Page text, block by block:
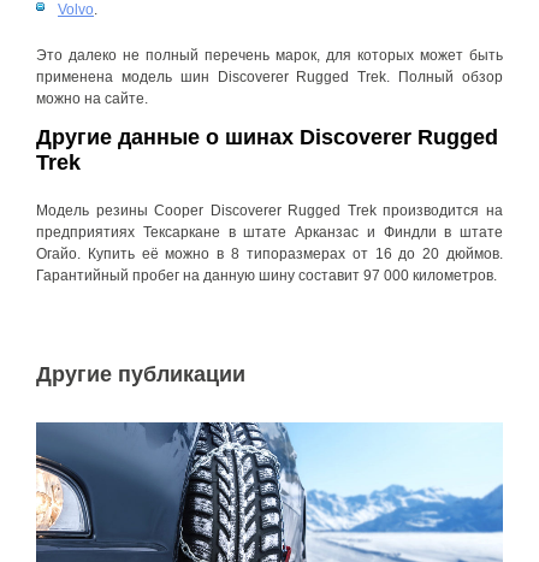
Volvo.
Это далеко не полный перечень марок, для которых может быть
применена модель шин Discoverer Rugged Trek. Полный обзор
можно на сайте.
Другие данные о шинах Discoverer Rugged
Trek
Модель резины Cooper Discoverer Rugged Trek производится на
предприятиях Тексаркане в штате Арканзас и Финдли в штате
Огайо. Купить её можно в 8 типоразмерах от 16 до 20 дюймов.
Гарантийный пробег на данную шину составит 97 000 километров.
Другие публикации